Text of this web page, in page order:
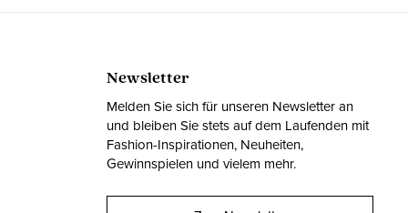
Newsletter
Melden Sie sich für unseren Newsletter an
und bleiben Sie stets auf dem Laufenden mit
Fashion-Inspirationen, Neuheiten,
Gewinnspielen und vielem mehr.